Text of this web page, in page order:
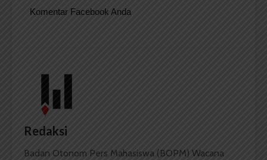
Komentar Facebook Anda
Redaksi
Badan Otonom Pers Mahasiswa (BOPM) Wacana